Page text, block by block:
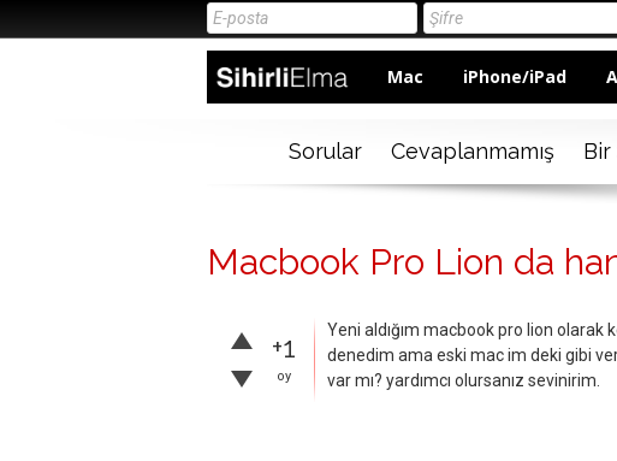
Mac iPhone/iPad
Sorular Cevaplanmamış Bir
Macbook Pro Lion da
+1
oy
Yeni aldığım macbook pro lion
denedim ama eski mac im deki gibi
var mı? yardımcı olursanız sevinirim.